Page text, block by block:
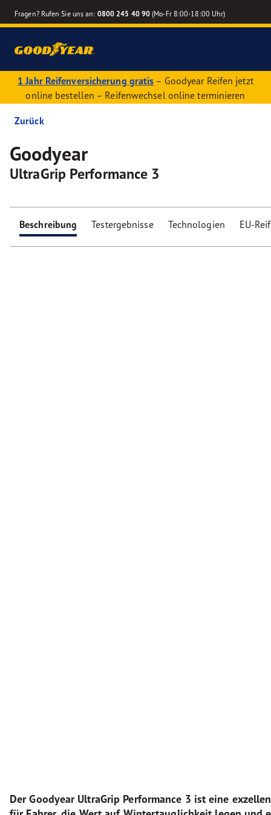
Fragen? Rufen Sie uns an: 0800 245 40 90 (Mo-Fr 8:00-18:00 Uhr)
1 Jahr Reifenversicherung gratis – Goodyear Reifen jetzt
online bestellen – Reifenwechsel online terminieren
Zurück
Goodyear
UltraGrip Performance 3
Beschreibung Testergebnisse Technologien EU-
Der Goodyear UltraGrip Performance 3 ist eine